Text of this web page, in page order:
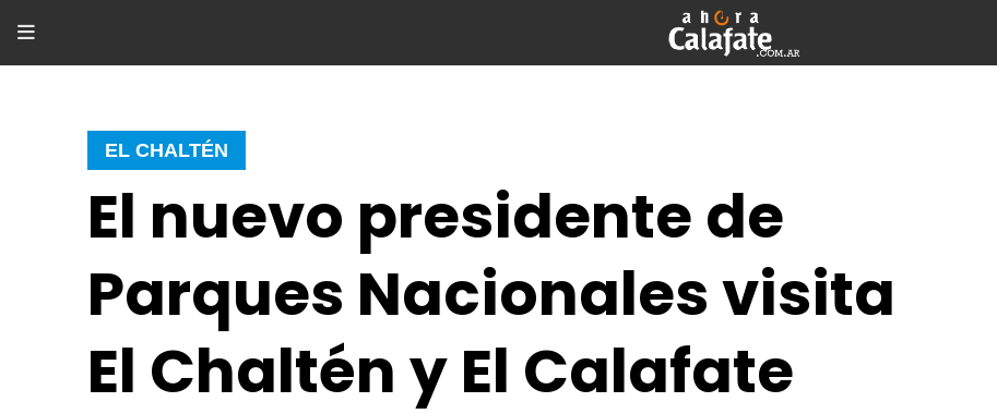
El nuevo presidente de
Parques Nacionales visita
El Chaltén y El Calafate
EL CHALTÉN